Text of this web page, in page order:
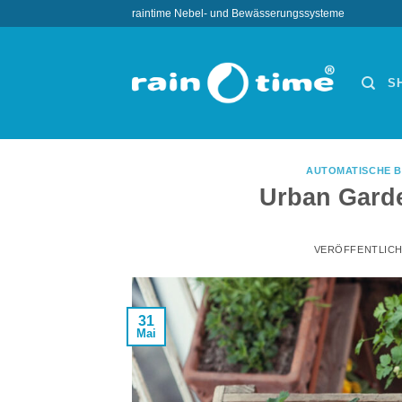
raintime Nebel- und Bewässerungssysteme
AUTOMATISCHE
Urban
31
Mai